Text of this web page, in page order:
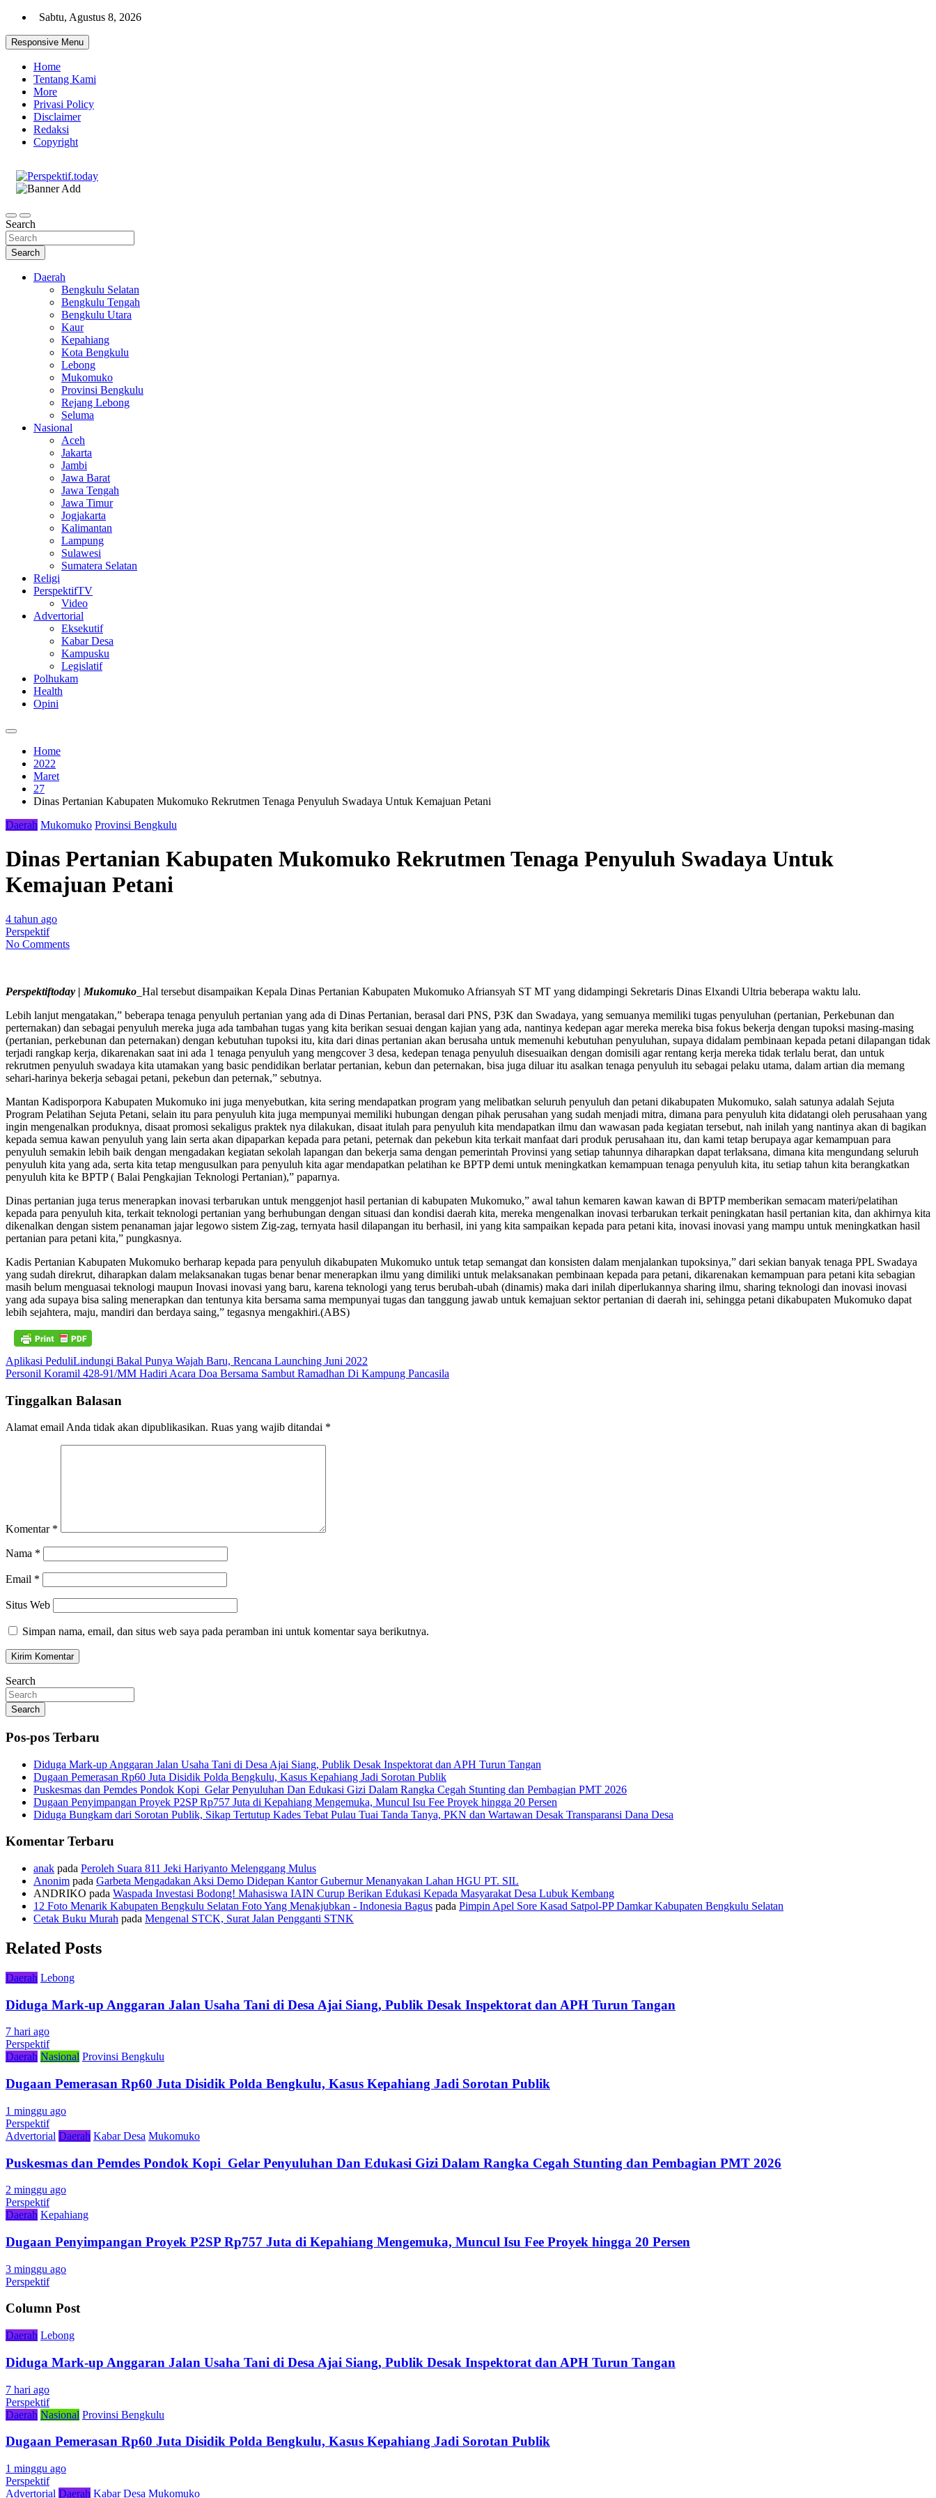
Skip
content
Sabtu, Agustus 8, 2026
Responsive Menu
Home
Tentang Kami
More
Privasi Policy
Disclaimer
Redaksi
Copyright
Search
Search
Daerah
Bengkulu Selatan
Bengkulu Tengah
Bengkulu Utara
Kaur
Kepahiang
Kota Bengkulu
Lebong
Mukomuko
Provinsi Bengkulu
Rejang Lebong
Seluma
Nasional
Aceh
Jakarta
Jambi
Jawa Barat
Jawa Tengah
Jawa Timur
Jogjakarta
Kalimantan
Lampung
Sulawesi
Sumatera Selatan
Religi
PerspektifTV
Video
Advertorial
Eksekutif
Kabar Desa
Kampusku
Legislatif
Polhukam
Health
Opini
Home
2022
Maret
27
Dinas Pertanian Kabupaten Mukomuko Rekrutmen Tenaga Penyuluh Swadaya Untuk Kemajuan Petani
Daerah Mukomuko Provinsi Bengkulu
Dinas Pertanian Kabupaten Mukomuko Rekrutmen Tenaga Penyuluh Swadaya Untuk
Kemajuan Petani
4 tahun ago
Perspektif
No Comments
Perspektiftoday | Mukomuko _Hal tersebut disampaikan Kepala Dinas Pertanian Kabupaten Mukomuko Afriansyah ST MT yang didampingi Sekretaris Dinas Elxandi Ultria beberapa waktu lalu.
Lebih lanjut mengatakan,” beberapa tenaga penyuluh pertanian yang ada di Dinas Pertanian, berasal dari PNS, P3K dan Swadaya, yang semuanya memiliki tugas penyuluhan (pertanian, Perkebunan dan
perternakan) dan sebagai penyuluh mereka juga ada tambahan tugas yang kita berikan sesuai dengan kajian yang ada, nantinya kedepan agar mereka mereka bisa fokus bekerja dengan tupoksi masing-masing
(pertanian, perkebunan dan peternakan) dengan kebutuhan tupoksi itu, kita dari dinas pertanian akan berusaha untuk memenuhi kebutuhan penyuluhan, supaya didalam pembinaan kepada petani dilapangan tidak
terjadi rangkap kerja, dikarenakan saat ini ada 1 tenaga penyuluh yang mengcover 3 desa, kedepan tenaga penyuluh disesuaikan dengan domisili agar rentang kerja mereka tidak terlalu berat, dan untuk
rekrutmen penyuluh swadaya kita utamakan yang basic pendidikan berlatar pertanian, kebun dan peternakan, bisa juga diluar itu asalkan tenaga penyuluh itu sebagai pelaku utama, dalam artian dia memang
sehari-harinya bekerja sebagai petani, pekebun dan peternak,” sebutnya.
Mantan Kadisporpora Kabupaten Mukomuko ini juga menyebutkan, kita sering mendapatkan program yang melibatkan seluruh penyuluh dan petani dikabupaten Mukomuko, salah satunya adalah Sejuta
Program Pelatihan Sejuta Petani, selain itu para penyuluh kita juga mempunyai memiliki hubungan dengan pihak perusahan yang sudah menjadi mitra, dimana para penyuluh kita didatangi oleh perusahaan yang
ingin mengenalkan produknya, disaat promosi sekaligus praktek nya dilakukan, disaat itulah para penyuluh kita mendapatkan ilmu dan wawasan pada kegiatan tersebut, nah inilah yang nantinya akan di bagikan
kepada semua kawan penyuluh yang lain serta akan dipaparkan kepada para petani, peternak dan pekebun kita terkait manfaat dari produk perusahaan itu, dan kami tetap berupaya agar kemampuan para
penyuluh semakin lebih baik dengan mengadakan kegiatan sekolah lapangan dan bekerja sama dengan pemerintah Provinsi yang setiap tahunnya diharapkan dapat terlaksana, dimana kita mengundang seluruh
penyuluh kita yang ada, serta kita tetap mengusulkan para penyuluh kita agar mendapatkan pelatihan ke BPTP demi untuk meningkatkan kemampuan tenaga penyuluh kita, itu setiap tahun kita berangkatkan
penyuluh kita ke BPTP ( Balai Pengkajian Teknologi Pertanian),” paparnya.
Dinas pertanian juga terus menerapkan inovasi terbarukan untuk menggenjot hasil pertanian di kabupaten Mukomuko,” awal tahun kemaren kawan kawan di BPTP memberikan semacam materi/pelatihan
kepada para penyuluh kita, terkait teknologi pertanian yang berhubungan dengan situasi dan kondisi daerah kita, mereka mengenalkan inovasi terbarukan terkait peningkatan hasil pertanian kita, dan akhirnya kita
dikenalkan dengan sistem penanaman jajar legowo sistem Zig-zag, ternyata hasil dilapangan itu berhasil, ini yang kita sampaikan kepada para petani kita, inovasi inovasi yang mampu untuk meningkatkan hasil
pertanian para petani kita,” pungkasnya.
Kadis Pertanian Kabupaten Mukomuko berharap kepada para penyuluh dikabupaten Mukomuko untuk tetap semangat dan konsisten dalam menjalankan tupoksinya,” dari sekian banyak tenaga PPL Swadaya
yang sudah direkrut, diharapkan dalam melaksanakan tugas benar benar menerapkan ilmu yang dimiliki untuk melaksanakan pembinaan kepada para petani, dikarenakan kemampuan para petani kita sebagian
masih belum menguasai teknologi maupun Inovasi inovasi yang baru, karena teknologi yang terus berubah-ubah (dinamis) maka dari inilah diperlukannya sharing ilmu, sharing teknologi dan inovasi inovasi
yang ada supaya bisa saling menerapkan dan tentunya kita bersama sama mempunyai tugas dan tanggung jawab untuk kemajuan sektor pertanian di daerah ini, sehingga petani dikabupaten Mukomuko dapat
lebih sejahtera, maju, mandiri dan berdaya saing,” tegasnya mengakhiri.(ABS)
Navigasi
pos
Aplikasi PeduliLindungi Bakal Punya Wajah Baru, Rencana Launching Juni 2022
Personil Koramil 428-91/MM Hadiri Acara Doa Bersama Sambut Ramadhan Di Kampung Pancasila
Tinggalkan Balasan
Alamat email Anda tidak akan dipublikasikan. Ruas yang wajib ditandai *
Komentar *
Nama *
Email *
Situs Web
Simpan nama, email, dan situs web saya pada peramban ini untuk komentar saya berikutnya.
Search
Search
Pos-pos Terbaru
Diduga Mark-up Anggaran Jalan Usaha Tani di Desa Ajai Siang, Publik Desak Inspektorat dan APH Turun Tangan
Dugaan Pemerasan Rp60 Juta Disidik Polda Bengkulu, Kasus Kepahiang Jadi Sorotan Publik
Puskesmas dan Pemdes Pondok Kopi Gelar Penyuluhan Dan Edukasi Gizi Dalam Rangka Cegah Stunting dan Pembagian PMT 2026
Dugaan Penyimpangan Proyek P2SP Rp757 Juta di Kepahiang Mengemuka, Muncul Isu Fee Proyek hingga 20 Persen
Diduga Bungkam dari Sorotan Publik, Sikap Tertutup Kades Tebat Pulau Tuai Tanda Tanya, PKN dan Wartawan Desak Transparansi Dana Desa
Komentar Terbaru
anak pada Peroleh Suara 811 Jeki Hariyanto Melenggang Mulus
Anonim pada Garbeta Mengadakan Aksi Demo Didepan Kantor Gubernur Menanyakan Lahan HGU PT. SIL
ANDRIKO pada Waspada Investasi Bodong! Mahasiswa IAIN Curup Berikan Edukasi Kepada Masyarakat Desa Lubuk Kembang
12 Foto Menarik Kabupaten Bengkulu Selatan Foto Yang Menakjubkan - Indonesia Bagus pada Pimpin Apel Sore Kasad Satpol-PP Damkar Kabupaten Bengkulu Selatan
Cetak Buku Murah pada Mengenal STCK, Surat Jalan Pengganti STNK
Related Posts
Daerah Lebong
Diduga Mark-up Anggaran Jalan Usaha Tani di Desa Ajai Siang, Publik Desak Inspektorat dan APH Turun Tangan
7 hari ago
Perspektif
Daerah Nasional Provinsi Bengkulu
Dugaan Pemerasan Rp60 Juta Disidik Polda Bengkulu, Kasus Kepahiang Jadi Sorotan Publik
1 minggu ago
Perspektif
Advertorial Daerah Kabar Desa Mukomuko
Puskesmas dan Pemdes Pondok Kopi Gelar Penyuluhan Dan Edukasi Gizi Dalam Rangka Cegah Stunting dan Pembagian PMT 2026
2 minggu ago
Perspektif
Daerah Kepahiang
Dugaan Penyimpangan Proyek P2SP Rp757 Juta di Kepahiang Mengemuka, Muncul Isu Fee Proyek hingga 20 Persen
3 minggu ago
Perspektif
Column Post
Daerah Lebong
Diduga Mark-up Anggaran Jalan Usaha Tani di Desa Ajai Siang, Publik Desak Inspektorat dan APH Turun Tangan
7 hari ago
Perspektif
Daerah Nasional Provinsi Bengkulu
Dugaan Pemerasan Rp60 Juta Disidik Polda Bengkulu, Kasus Kepahiang Jadi Sorotan Publik
1 minggu ago
Perspektif
Advertorial Daerah Kabar Desa Mukomuko